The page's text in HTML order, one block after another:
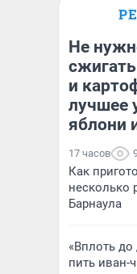
Не
и
лучшее
яблони
17 часов
Как
несколько
Барнаула
«Вплоть до
пить иван-